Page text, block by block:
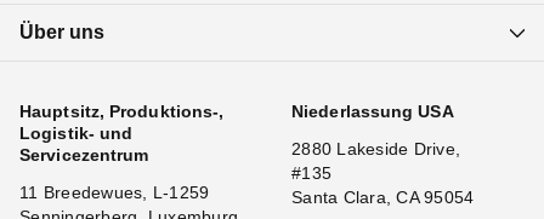
Über uns
Hauptsitz, Produktions-,
Logistik- und
Servicezentrum
11 Breedewues, L-1259
Niederlassung USA
2880 Lakeside Drive,
#135
Santa Clara, CA 95054